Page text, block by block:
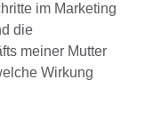
im Marketing
die
meiner Mutter
Wirkung